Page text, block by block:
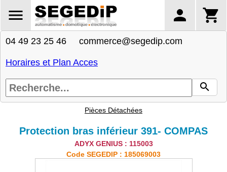
04 49 23 25 46 commerce@segedip.com
Horaires et Plan Acces
Pièces Détachées
Protection bras inférieur 391- COMPAS
ADYX GENIUS : 115003
Code SEGEDIP : 185069003